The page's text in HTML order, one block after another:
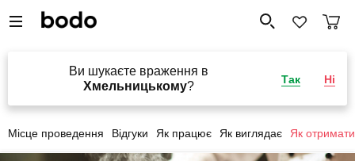
Ви шукаєте враження в
Хмельницькому?
Так Ні
Місце проведення Відгуки Як працює Як виглядає Як отримати